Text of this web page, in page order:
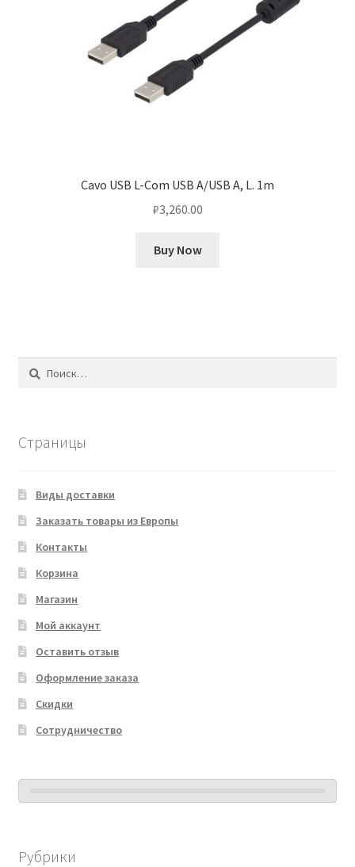
Cavo USB L-Com USB A/USB A, L. 1m
₽3,260.00
Buy Now
Найти:
Страницы
Виды доставки
Заказать товары из Европы
Контакты
Корзина
Магазин
Мой аккаунт
Оставить отзыв
Оформление заказа
Скидки
Сотрудничество
Рубрики